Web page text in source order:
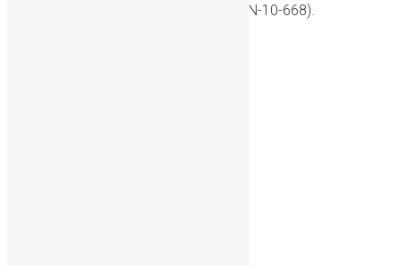
και Τεχνολογίας (UMBISTEM, 11ΣΥΝ-10-668).